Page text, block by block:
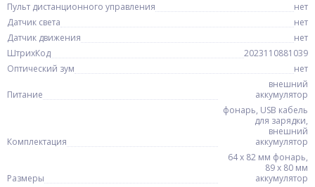
Пульт дистанционного управления
нет
Датчик света
нет
Датчик движения
нет
ШтрихКод
2023110881039
Оптический зум
нет
Питание
внешний
аккумулятор
Комплектация
фонарь, USB кабель
для зарядки,
внешний
аккумулятор
Размеры
64 х 82 мм фонарь,
89 х 80 мм
аккумулятор